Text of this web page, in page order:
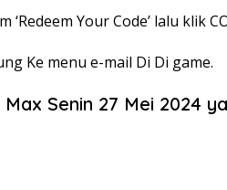
Your Code’ lalu klik
Ke menu e-mail Di Di game.
Senin 27 Mei 2024